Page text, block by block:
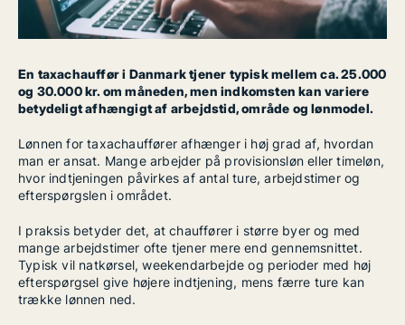
En taxachauffør i Danmark tjener typisk mellem ca. 25.000
og 30.000 kr. om måneden, men indkomsten kan variere
betydeligt afhængigt af arbejdstid, område og lønmodel.
Lønnen for taxachauffører afhænger i høj grad af, hvordan
man er ansat. Mange arbejder på provisionsløn eller timeløn,
hvor indtjeningen påvirkes af antal ture, arbejdstimer og
efterspørgslen i området.
I praksis betyder det, at chauffører i større byer og med
mange arbejdstimer ofte tjener mere end gennemsnittet.
Typisk vil natkørsel, weekendarbejde og perioder med høj
efterspørgsel give højere indtjening, mens færre ture kan
trække lønnen ned.